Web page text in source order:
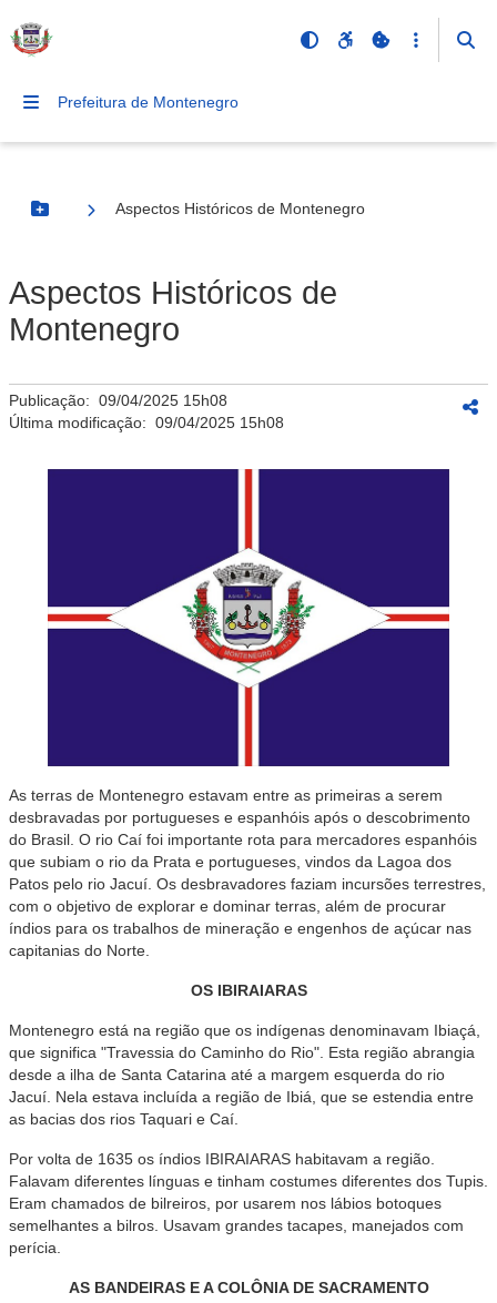
Prefeitura de Montenegro
Botão Menu
Aspectos Históricos de Montenegro
Aspectos Históricos de
Montenegro
Publicação: 09/04/2025 15h08
Última modificação: 09/04/2025 15h08
As terras de Montenegro estavam entre as primeiras a serem
desbravadas por portugueses e espanhóis após o descobrimento
do Brasil. O rio Caí foi importante rota para mercadores espanhóis
que subiam o rio da Prata e portugueses, vindos da Lagoa dos
Patos pelo rio Jacuí. Os desbravadores faziam incursões terrestres,
com o objetivo de explorar e dominar terras, além de procurar
índios para os trabalhos de mineração e engenhos de açúcar nas
capitanias do Norte.
OS IBIRAIARAS
Montenegro está na região que os indígenas denominavam Ibiaçá,
que significa "Travessia do Caminho do Rio". Esta região abrangia
desde a ilha de Santa Catarina até a margem esquerda do rio
Jacuí. Nela estava incluída a região de Ibiá, que se estendia entre
as bacias dos rios Taquari e Caí.
Por volta de 1635 os índios IBIRAIARAS habitavam a região.
Falavam diferentes línguas e tinham costumes diferentes dos Tupis.
Eram chamados de bilreiros, por usarem nos lábios botoques
semelhantes a bilros. Usavam grandes tacapes, manejados com
perícia.
AS BANDEIRAS E A COLÔNIA DE SACRAMENTO